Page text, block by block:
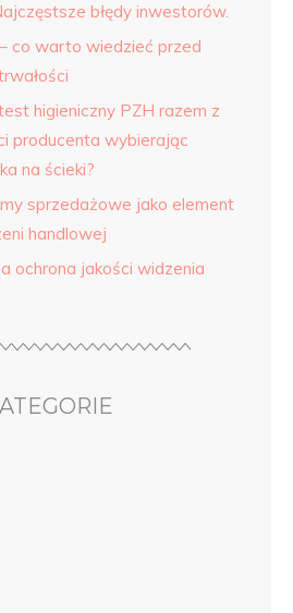
błędy inwestorów.
co warto wiedzieć przed
higieniczny PZH razem z
producenta wybierając
na ścieki?
sprzedażowe jako element
handlowej
ochrona jakości widzenia